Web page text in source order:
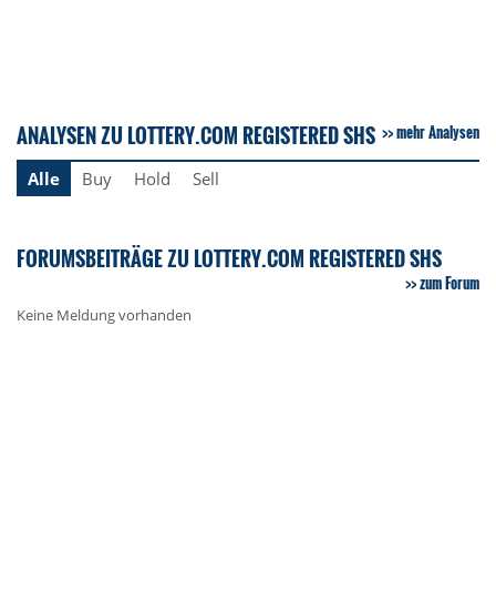
ANALYSEN ZU LOTTERY.COM REGISTERED SHS mehr Analysen
Alle Buy Hold Sell
FORUMSBEITRÄGE ZU LOTTERY.COM REGISTERED SHS
zum Forum
Keine Meldung vorhanden